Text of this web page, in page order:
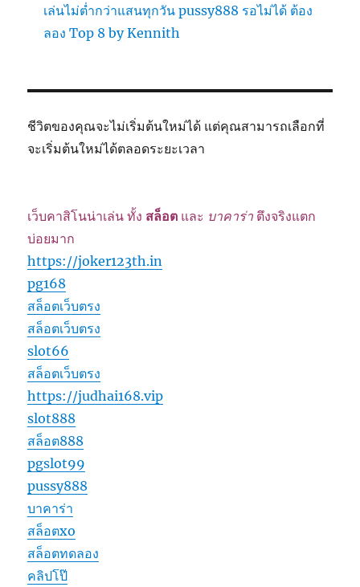
เล่นไม่ต่ำกว่าแสนทุกวัน pussy888 รอไม่ได้ ต้อง
ลอง Top 8 by Kennith
ชีวิตของคุณจะไม่เริ่มต้นใหม่ได้ แต่คุณสามารถเลือกที่
จะเริ่มต้นใหม่ได้ตลอดระยะเวลา
เว็บคาสิโนน่าเล่น ทั้ง สล็อต และ บาคาร่า ตึงจริงแตก
บ่อยมาก
https://joker123th.in
pg168
สล็อตเว็บตรง
สล็อตเว็บตรง
slot66
สล็อตเว็บตรง
https://judhai168.vip
slot888
สล็อต888
pgslot99
pussy888
บาคาร่า
สล็อตxo
สล็อตทดลอง
คลิปโป๊